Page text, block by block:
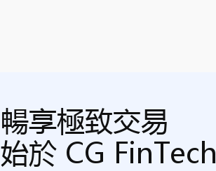
暢享極致交易
始於 CG